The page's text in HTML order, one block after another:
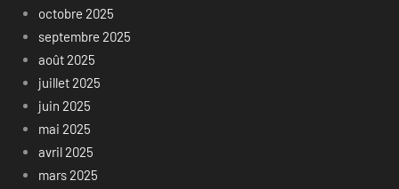
octobre 2025
septembre 2025
août 2025
juillet 2025
juin 2025
mai 2025
avril 2025
mars 2025